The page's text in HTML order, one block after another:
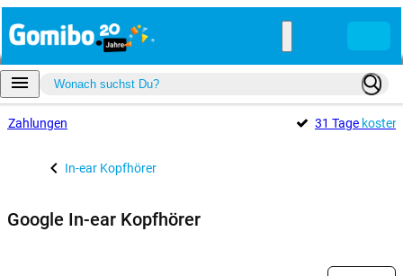
Zahlungen 31 Tage
In-ear Kopfhörer
Google In-ear Kopfhörer